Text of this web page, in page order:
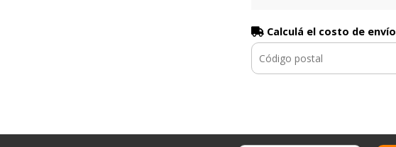
Calculá el costo de envío